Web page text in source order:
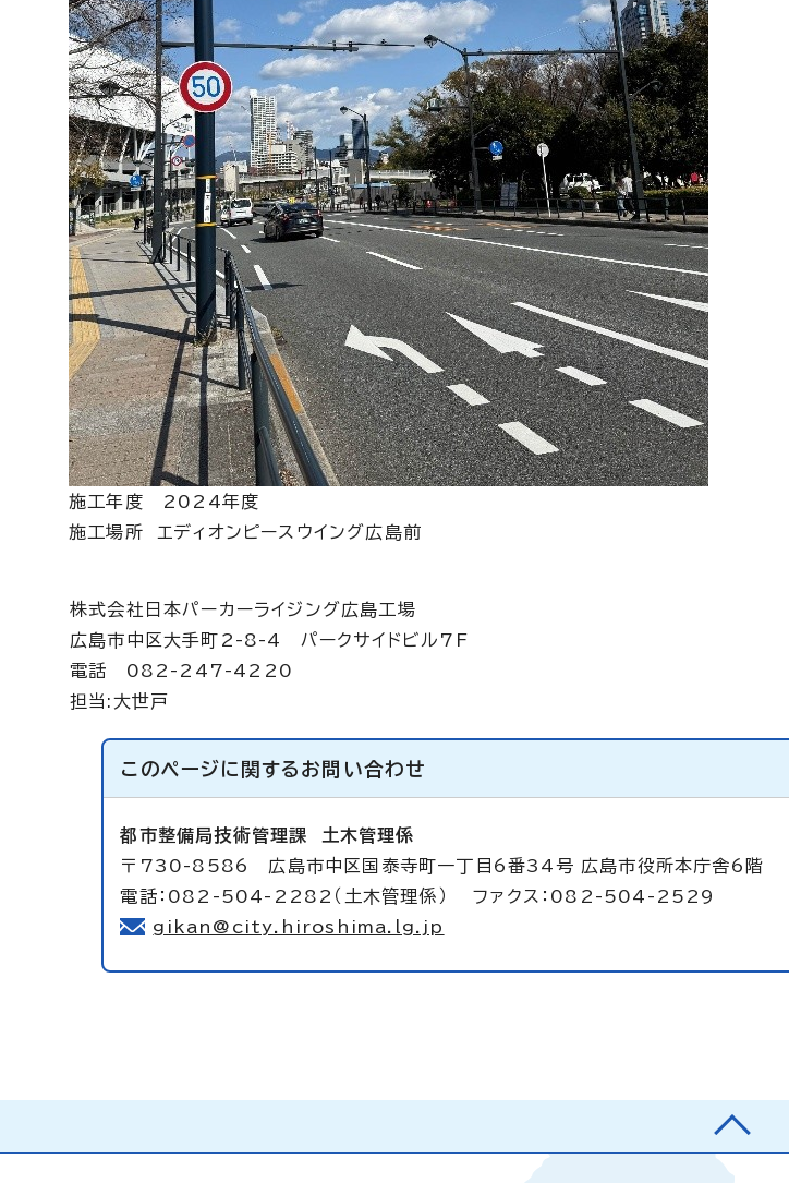
施工年度 2024年度
施工場所 エディオンピースウイング広島前
株式会社日本パーカーライジング広島工場
広島市中区大手町2-8-4 パークサイドビル7F
電話 082-247-4220
担当:大世戸
このページに関する お問い合わせ
都市整備局技術管理課 土木管理係
〒730-8586 広島市中区国泰寺町一丁目6番34号 広島市役所本庁舎6階
電話：082-504-2282（土木管理係） ファクス：082-504-2529
gikan@city.hiroshima.lg.jp